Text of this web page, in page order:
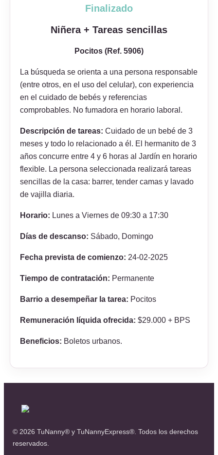
Finalizado
Niñera + Tareas sencillas
Pocitos (Ref. 5906)
La búsqueda se orienta a una persona responsable
(entre otros, en el uso del celular), con experiencia
en el cuidado de bebés y referencias
comprobables. No fumadora en horario laboral.
Descripción de tareas: Cuidado de un bebé de 3
meses y todo lo relacionado a él. El hermanito de 3
años concurre entre 4 y 6 horas al Jardín en horario
flexible. La persona seleccionada realizará tareas
sencillas de la casa: barrer, tender camas y lavado
de vajilla diaria.
Horario: Lunes a Viernes de 09:30 a 17:30
Días de descanso: Sábado, Domingo
Fecha prevista de comienzo: 24-02-2025
Tiempo de contratación: Permanente
Barrio a desempeñar la tarea: Pocitos
Remuneración líquida ofrecida: $29.000 + BPS
Beneficios: Boletos urbanos.
© 2026 TuNanny® y TuNannyExpress®. Todos los derechos
reservados.